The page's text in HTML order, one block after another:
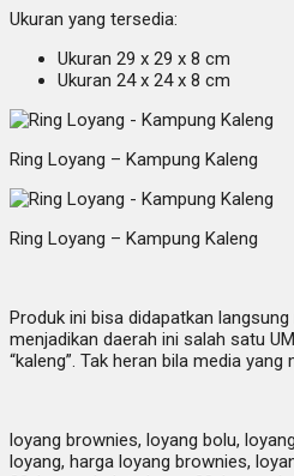
Ukuran yang tersedia:
Ukuran 29 x 29 x 8 cm
Ukuran 24 x 24 x 8 cm
Ring Loyang – Kampung Kaleng
Ring Loyang – Kampung Kaleng
Produk ini bisa didapatkan
menjadikan daerah ini salah satu
“kaleng”. Tak heran bila media
loyang brownies, loyang bolu,
loyang, harga loyang brownies,